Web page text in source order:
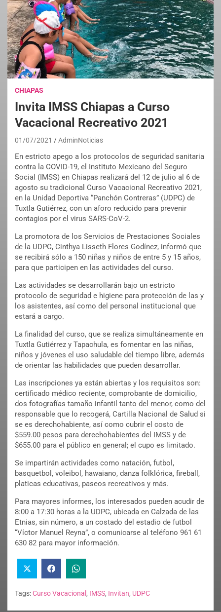
CHIAPAS
Invita IMSS Chiapas a Curso
Vacacional Recreativo 2021
01/07/2021 AdminNoticias
En estricto apego a los protocolos de seguridad sanitaria
contra la COVID-19, el Instituto Mexicano del Seguro
Social (IMSS) en Chiapas realizará del 12 de julio al 6 de
agosto su tradicional Curso Vacacional Recreativo 2021,
en la Unidad Deportiva “Panchón Contreras” (UDPC) de
Tuxtla Gutiérrez, con un aforo reducido para prevenir
contagios por el virus SARS-CoV-2.
La promotora de los Servicios de Prestaciones Sociales
de la UDPC, Cinthya Lisseth Flores Godínez, informó que
se recibirá sólo a 150 niñas y niños de entre 5 y 15 años,
para que participen en las actividades del curso.
Las actividades se desarrollarán bajo un estricto
protocolo de seguridad e higiene para protección de las y
los asistentes, así como del personal institucional que
estará a cargo.
La finalidad del curso, que se realiza simultáneamente en
Tuxtla Gutiérrez y Tapachula, es fomentar en las niñas,
niños y jóvenes el uso saludable del tiempo libre, además
de orientar las habilidades que pueden desarrollar.
Las inscripciones ya están abiertas y los requisitos son:
certificado médico reciente, comprobante de domicilio,
dos fotografías tamaño infantil tanto del menor, como del
responsable que lo recogerá, Cartilla Nacional de Salud si
se es derechohabiente, así como cubrir el costo de
$559.00 pesos para derechohabientes del IMSS y de
$655.00 para el público en general; el cupo es limitado.
Se impartirán actividades como natación, futbol,
basquetbol, voleibol, hawaiano, danza folklórica, fireball,
platicas educativas, paseos recreativos y más.
Para mayores informes, los interesados pueden acudir de
8:00 a 17:30 horas a la UDPC, ubicada en Calzada de las
Etnias, sin número, a un costado del estadio de futbol
“Víctor Manuel Reyna”, o comunicarse al teléfono 961 61
630 82 para mayor información.
Tags:Curso Vacacional , IMSS, Invitan, UDPC